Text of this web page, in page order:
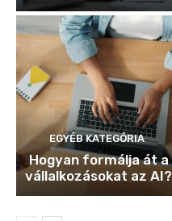
EGYÉB KATEGÓRIA
Hogyan formálja át a
vállalkozásokat az AI?